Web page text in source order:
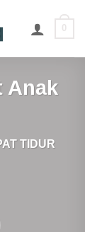
0
Anak
TIDUR